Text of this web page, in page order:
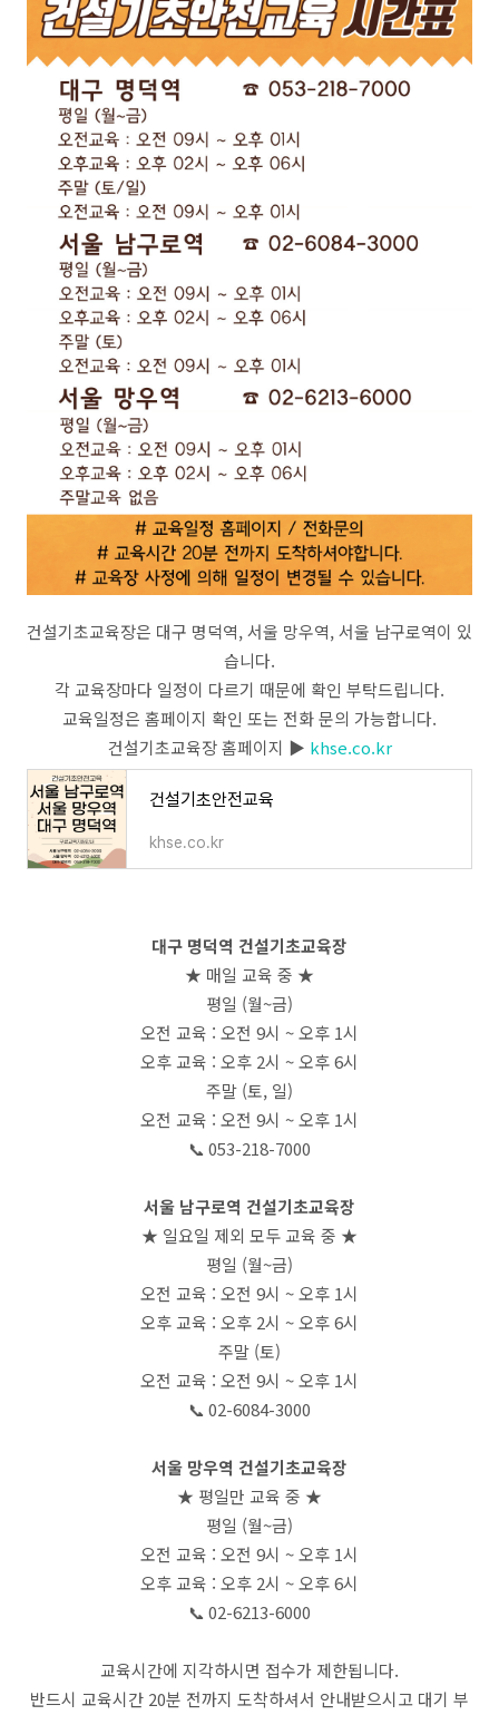
건설기초교육장은 대구 명덕역, 서울 망우역, 서울 남구로역이 있
습니다.
각 교육장마다 일정이 다르기 때문에 확인 부탁드립니다.
교육일정은 홈페이지 확인 또는 전화 문의 가능합니다.
건설기초교육장 홈페이지 ▶ khse.co.kr
건설기초안전교육
khse.co.kr
대구 명덕역 건설기초교육장
★ 매일 교육 중 ★
평일 (월~금)
오전 교육 : 오전 9시 ~ 오후 1시
오후 교육 : 오후 2시 ~ 오후 6시
주말 (토, 일)
오전 교육 : 오전 9시 ~ 오후 1시
📞 053-218-7000
서울 남구로역 건설기초교육장
★ 일요일 제외 모두 교육 중 ★
평일 (월~금)
오전 교육 : 오전 9시 ~ 오후 1시
오후 교육 : 오후 2시 ~ 오후 6시
주말 (토)
오전 교육 : 오전 9시 ~ 오후 1시
📞 02-6084-3000
서울 망우역 건설기초교육장
★ 평일만 교육 중 ★
평일 (월~금)
오전 교육 : 오전 9시 ~ 오후 1시
오후 교육 : 오후 2시 ~ 오후 6시
📞 02-6213-6000
교육시간에 지각하시면 접수가 제한됩니다.
반드시 교육시간 20분 전까지 도착하셔서 안내받으시고 대기 부